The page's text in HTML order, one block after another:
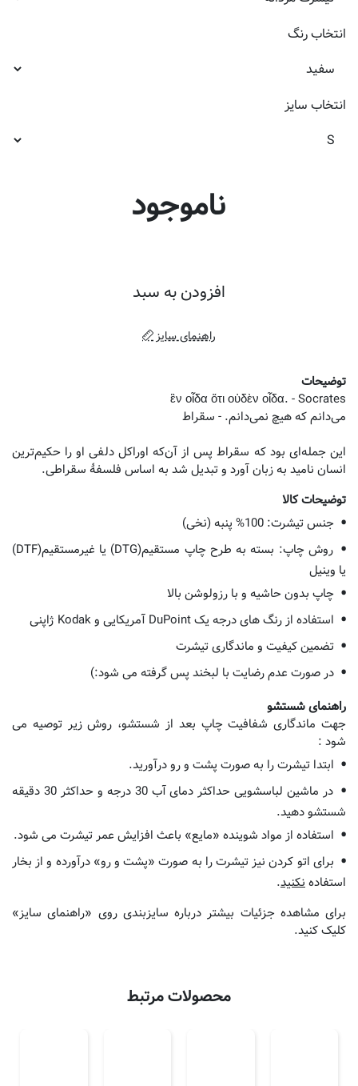
انتخابرنگ
انتخاب سایز
ناموجود
افزودن به سبد
راهنمای سایز
توضیحات
این جمله‌ای بود که سقراط پس از آن‌که اوراکل دلفی او را حکیم‌ترین
انسان نامید به زبان آورد و تبدیل شد به اساس فلسفۀ سقراطی.
توضیحات کالا
جنس تیشرت: 100% پنبه (نخی)
روش چاپ: بسته به طرح چاپ مستقیم(DTG) یا غیرمستقیم(DTF)
یا وینیل
چاپ بدون حاشیه و با رزولوشن بالا
استفاده از رنگ های درجه یک DuPoint آمریکایی و Kodak ژاپنی
تضمین کیفیت و ماندگاری تیشرت
در صورت عدم رضایت با لبخند پس گرفته می شود:)
راهنمای شستشو
جهت ماندگاری شفافیت چاپ بعد از شستشو، روش زیر توصیه می
شود :
ابتدا تیشرت را به صورت پشت و رو درآورید.
در ماشین لباسشویی حداکثر دمای آب 30 درجه و حداکثر 30 دقیقه
شستشو دهید.
استفاده از مواد شوینده «مایع» باعث افزایش عمر تیشرت می شود.
برای اتو کردن نیز تیشرت را به صورت «پشت و رو» درآورده و از بخار
استفادهنکنید.
برای مشاهده جزئیات بیشتر درباره سایزبندی روی «راهنمای سایز»
کلیک کنید.
محصولات مرتبط